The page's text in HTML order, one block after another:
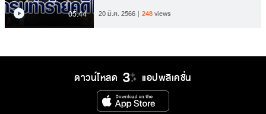
05.44 20 มี.ค. 2566 248views
ดาวน์โหลด แอปพลิเคชั่น